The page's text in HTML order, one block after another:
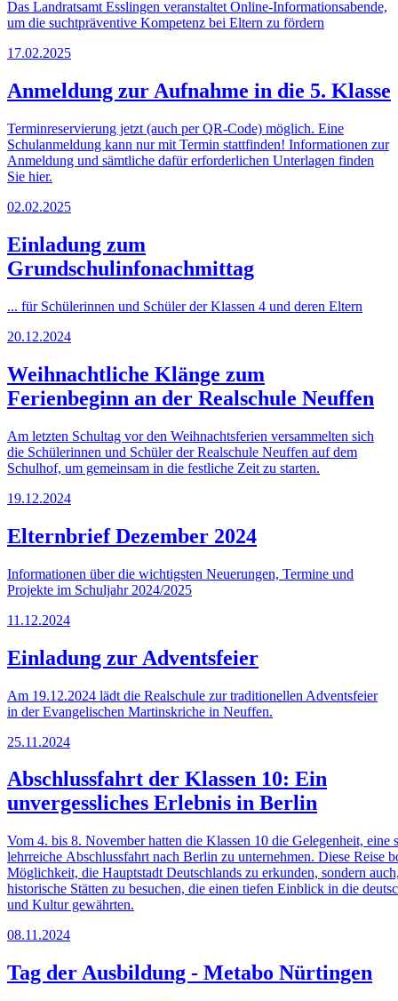
Das Landratsamt Esslingen veranstaltet Online-Informationsabende,
um die suchtpräventive Kompetenz bei Eltern zu fördern
17.02.2025
Anmeldung zur Aufnahme in die 5. Klasse
Terminreservierung jetzt (auch per QR-Code) möglich. Eine
Schulanmeldung kann nur mit Termin stattfinden! Informationen zur
Anmeldung und sämtliche dafür erforderlichen Unterlagen finden
Sie hier.
02.02.2025
Einladung zum
Grundschulinfonachmittag
... für Schülerinnen und Schüler der Klassen 4 und deren Eltern
20.12.2024
Weihnachtliche Klänge zum
Ferienbeginn an der Realschule Neuffen
Am letzten Schultag vor den Weihnachtsferien versammelten sich
die Schülerinnen und Schüler der Realschule Neuffen auf dem
Schulhof, um gemeinsam in die festliche Zeit zu starten.
19.12.2024
Elternbrief Dezember 2024
Informationen über die wichtigsten Neuerungen, Termine und
Projekte im Schuljahr 2024/2025
11.12.2024
Einladung zur Adventsfeier
Am 19.12.2024 lädt die Realschule zur traditionellen Adventsfeier
in der Evangelischen Martinskriche in Neuffen.
25.11.2024
Abschlussfahrt der Klassen 10: Ein
unvergessliches Erlebnis in Berlin
Vom 4. bis 8. November hatten die Klassen 10 die Gelegenheit, eine
lehrreiche Abschlussfahrt nach Berlin zu unternehmen. Diese Reise
Möglichkeit, die Hauptstadt Deutschlands zu erkunden, sondern
historische Stätten zu besuchen, die einen tiefen Einblick in die
und Kultur gewährten.
08.11.2024
Tag der Ausbildung - Metabo Nürtingen